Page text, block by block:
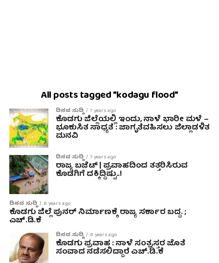
All posts tagged "kodagu flood"
ದಿನದ ಸುದ್ದಿ 7 years ago
ಕೊಡಗು ಜಿಲ್ಲೆಯಲ್ಲಿ ಇಂದು, ನಾಳೆ ಭಾರೀ ಮಳೆ –
ಭೂಕುಸಿತ ಸಾಧ್ಯತೆ : ಜಾಗೃತೆವಹಿಸಲು ಜಿಲ್ಲಾಡಳಿತ
ಮನವಿ
ದಿನದ ಸುದ್ದಿ 7 years ago
ರಾಜ್ಯ ಬಜೆಟ್ | ಪ್ರವಾಹದಿಂದ ತತ್ತರಿಸಿರುವ
ಕೊಡಗಿಗೆ ದಕ್ಕಿದ್ದಿಷ್ಟು..!
ದಿನದ ಸುದ್ದಿ 8 years ago
ಕೊಡಗು ಜಿಲ್ಲೆ ಪುನರ್ ನಿರ್ಮಾಣಕ್ಕೆ ರಾಜ್ಯ ಸರ್ಕಾರ ಬದ್ದ. ;
ಎಚ್.ಡಿ.ಕೆ
ದಿನದ ಸುದ್ದಿ 8 years ago
ಕೊಡಗು ಪ್ರವಾಹ : ನಾಳೆ ಸಂತ್ರಸ್ತರ ಜೊತೆ
ಸಂವಾದ ನಡೆಸಲಿದ್ದಾರೆ ಎಚ್.ಡಿ.ಕೆ